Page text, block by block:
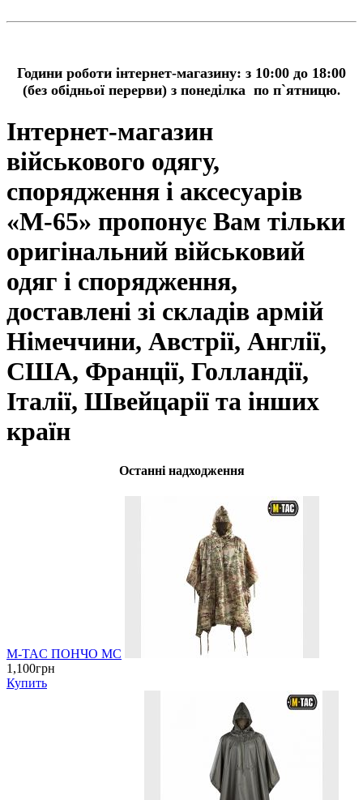
Години роботи інтернет-магазину: з 10:00 до 18:00
(без обідньої перерви) з понеділка по п`ятницю.
Інтернет-магазин
військового одягу,
спорядження і аксесуарів
«М-65» пропонує Вам тільки
оригінальний військовий
одяг і спорядження,
доставлені зі складів армій
Німеччини, Австрії, Англії,
США, Франції, Голландії,
Італії, Швейцарії та інших
країн
Останні надходження
M-TAC ПОНЧО MC
1,100грн
Купить